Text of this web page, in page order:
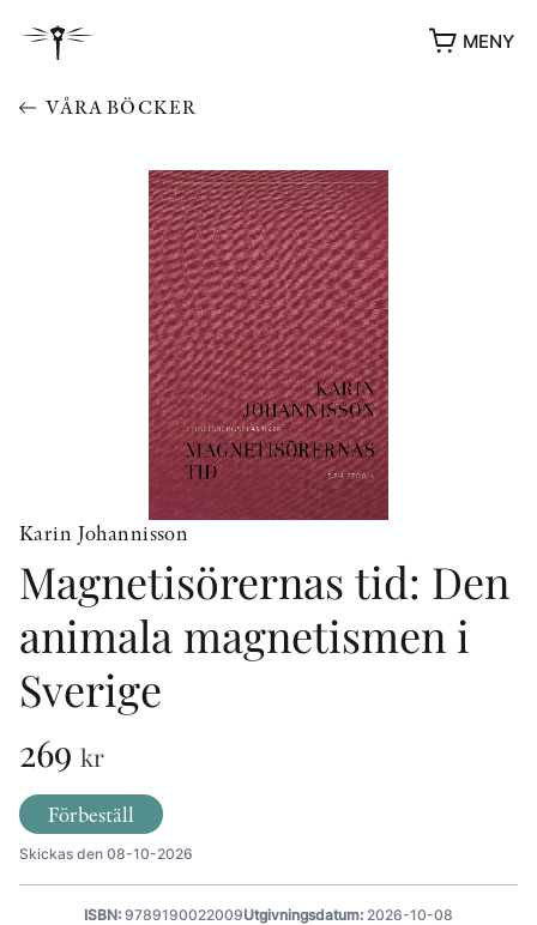
MENY
YUKIKO OCH PATRIK MÖTER
STOLPE STORIES
UTMÄRKELSER
ÖVRIGA FORMAT
KONTAKT
VÅRA BÖCKER
Karin Johannisson
Magnetisörernas tid: Den
animala magnetismen i
Sverige
269 kr
Förbeställ
Skickas den 08-10-2026
ISBN: 9789190022009Utgivningsdatum: 2026-10-08